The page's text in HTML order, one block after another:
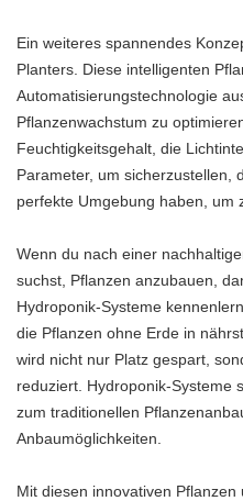
Ein weiteres spannendes
Planters. Diese intelligenten
Automatisierungstechnologie
Pflanzenwachstum zu
Feuchtigkeitsgehalt, die
Parameter, um sicherzustellen,
perfekte Umgebung haben, um
Wenn du nach einer
suchst, Pflanzen anzubauen,
Hydroponik-Systeme
die Pflanzen ohne Erde in
wird nicht nur Platz gespart,
reduziert. Hydroponik-Systeme
zum traditionellen
Anbaumöglichkeiten.
Mit diesen innovativen